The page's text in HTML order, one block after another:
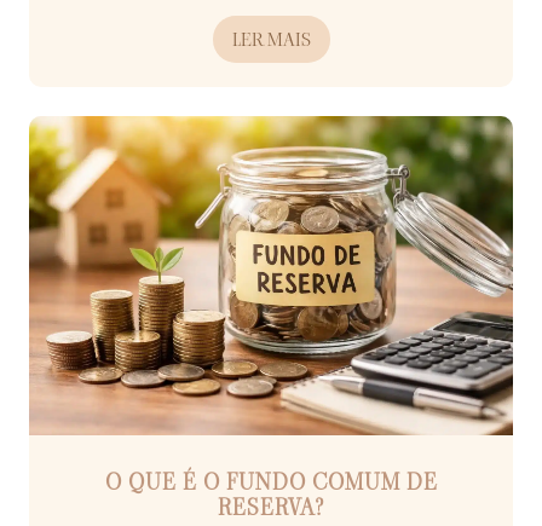
LER MAIS
O QUE É O FUNDO COMUM DE
RESERVA?